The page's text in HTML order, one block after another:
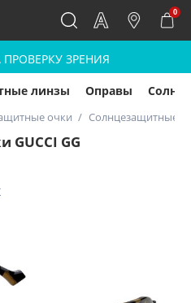
0
ЗРЕНИЯ
линзы Оправы
очки Солнцезащитные
GG